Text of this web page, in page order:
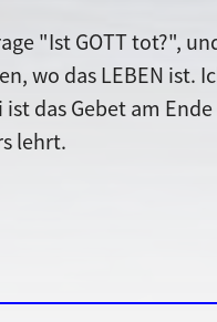
"Ist GOTT tot?",
wo das LEBEN ist.
das Gebet am
lehrt.